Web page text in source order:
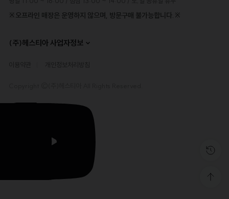
※오프라인 매장은 운영하지 않으며, 방문구매 불가능합니다.※
(주)헤스티아 사업자정보
개인정보처리방침